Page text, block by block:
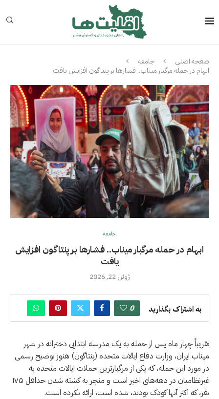
صفحة اصلي
جامعه
ابهام در حمله مرگبار میناب.. فشارها بر پنتاگون افزایش یافت
جامعه
ابهام در حمله مرگبار میناب.. فشارها بر پنتاگون افزایش
یافت
ژوئن 22, 2026
به اشتراک بگذارید 0
تقریباً چهار ماه پس از حمله به یک مدرسه ابتدایی دخترانه در شهر
میناب ایران، وزارت دفاع ایالات متحده (پنتاگون) هنوز توضیح رسمی
در مورد این حمله، که یکی از مرگبارترین حملات ایالات متحده به
غیرنظامیان در دهه‌های اخیر است و منجر به کشته شدن حداقل ۱۷۵
نفر، که اکثر آنها کودک بودند، شده است، ارائه نکرده است.